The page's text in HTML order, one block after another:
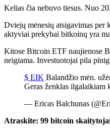
Kelias čia nebuvo tiesus. Nuo
Dviejų mėnesių atsigavimas per
aktyviai prekybai bitkoinų yra
Kitose Bitcoin ETF naujienose
neigiama. Investuotojai pila
$ EIK Balandžio mėn.
Geras ženklas ilgalaikiam
— Ericas Balchunas
Atraskite: 99 bitcoin